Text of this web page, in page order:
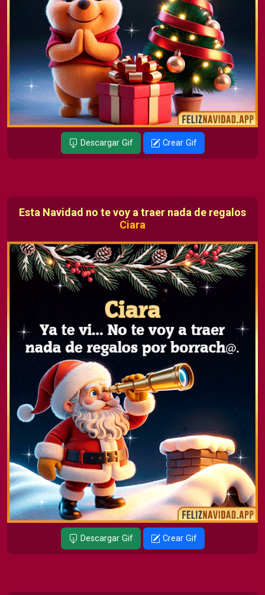
Descargar Gif Crear Gif
Esta Navidad no te voy a traer nada de regalos
Ciara
Descargar Gif Crear Gif